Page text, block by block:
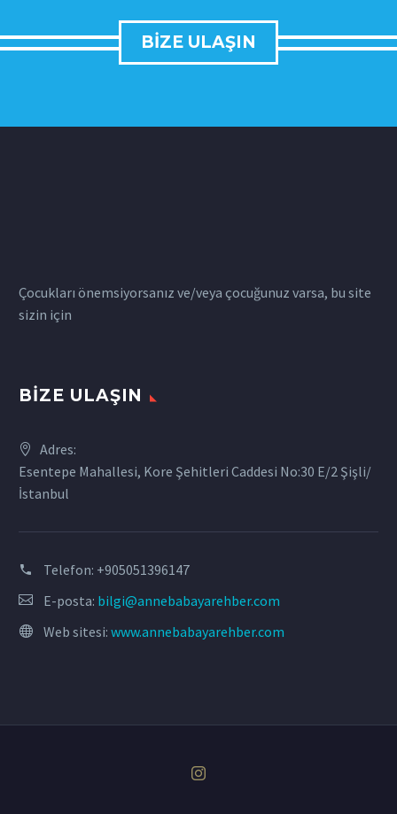
BIZE ULAŞIN
Çocukları önemsiyorsanız ve/veya çocuğunuz varsa, bu site
sizin için
BIZE ULAŞIN
Adres:
Esentepe Mahallesi, Kore Şehitleri Caddesi No:30 E/2 Şişli/
İstanbul
Telefon: +905051396147
E-posta: bilgi@annebabayarehber.com
Web sitesi: www.annebabayarehber.com